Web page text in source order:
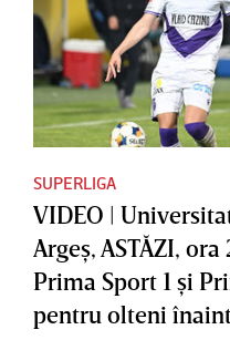
SUPERLIGA
VIDEO |
Argeş, ASTĂZI,
Prima Sport 1 şi
pentru olteni